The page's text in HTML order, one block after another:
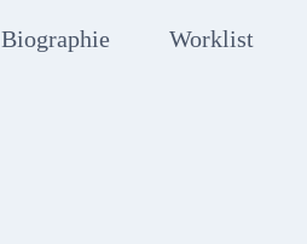
Biographie Worklist